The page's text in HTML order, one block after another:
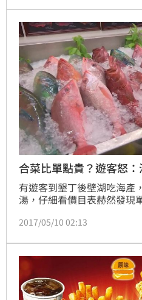
合菜比單點貴？遊客怒
有遊客到墾丁後壁湖吃海產
湯，仔細看價目表赫然發現
當做給廚師員工的零用錢，
計價要收900元，不僅如此
熟，氣得PO網控訴業者不老
2017/05/10 02:13